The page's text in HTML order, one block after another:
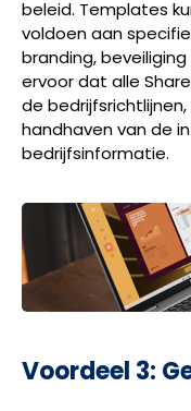
beleid. Templates
voldoen aan
branding,
ervoor dat alle
de
handhaven van de
bedrijfsinformatie.
Voordeel 3: